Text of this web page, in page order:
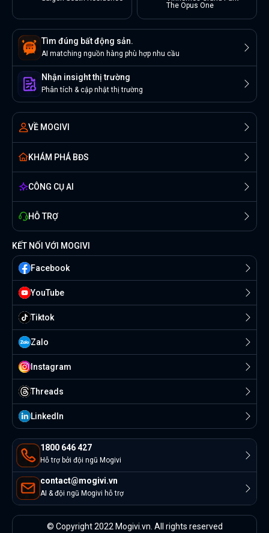
The Opus One
Tìm đúng bất động sản.
AI matching nguồn hàng phù hợp nhu cầu
Nhận insight thị trường
Phân tích & cập nhật thị trường
VỀ MOGIVI
KHÁM PHÁ BĐS
CÔNG CỤ AI
HỖ TRỢ
1800 646 427
Hỗ trợ bởi đội ngũ Mogivi
contact@mogivi.vn
AI & đội ngũ Mogivi hỗ trợ
KẾT NỐI VỚI MOGIVI
Facebook
YouTube
Tiktok
Zalo
Instagram
Threads
Linkedln
© Copyright 2022 Mogivi.vn. All rights reserved